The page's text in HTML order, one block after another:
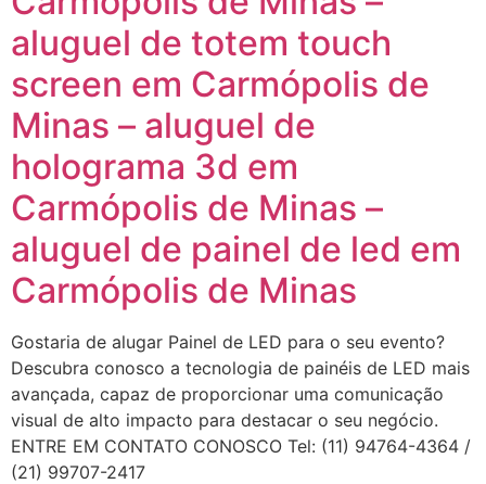
aluguel de totem touch
screen em Carmópolis de
Minas – aluguel de
holograma 3d em
Carmópolis de Minas –
aluguel de painel de led em
Carmópolis de Minas
Gostaria de alugar Painel de LED para o seu evento?
Descubra conosco a tecnologia de painéis de LED mais
avançada, capaz de proporcionar uma comunicação
visual de alto impacto para destacar o seu negócio.
ENTRE EM CONTATO CONOSCO Tel: (11) 94764-4364 /
(21) 99707-2417